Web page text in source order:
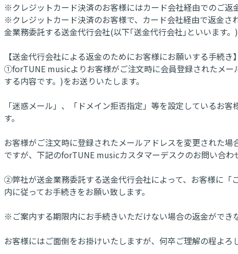
※クレジットカード決済のお客様にはカード会社経由でのご返
※クレジットカード決済のお客様で、カード会社経由で返金
金業務委託する送金代行会社(以下｢送金代行会社｣といいます。)
【送金代行会社による返金のためにお客様にお願いする手続き】
①forTUNE musicよりお客様がご注文時に会員登録されたメー
する内容です。)をお送りいたします。
「迷惑メール」、「ドメイン拒否指定」等を設定しているお
す。
お客様がご注文時に登録されたメールアドレスを変更された
ですが、下記のforTUNE musicカスタマーデスクのお問い合わ
②弊社が送金業務委託する送金代行会社によって、お客様に「
内に従ってお手続きをお願い致します。
※ご案内する期限内にお手続きいただけない場合の返金ができ
お客様にはご面倒をお掛けいたしますが、何卒ご理解の程よろ